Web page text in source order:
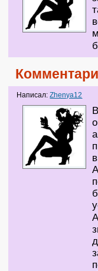
Написал:Zhenya12